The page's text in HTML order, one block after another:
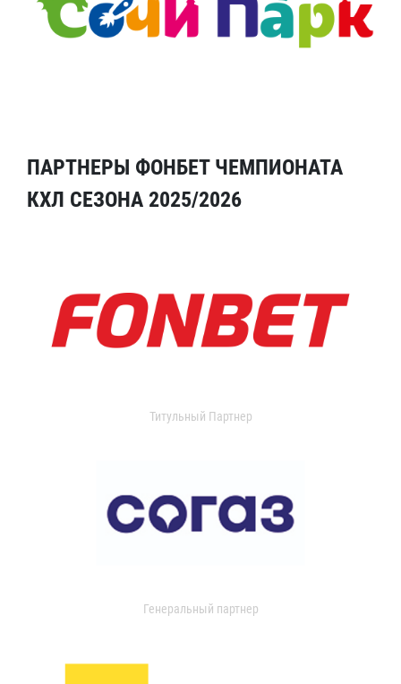
ПАРТНЕРЫ ФОНБЕТ ЧЕМПИОНАТА
КХЛ СЕЗОНА 2025/2026
Титульный Партнер
Генеральный партнер